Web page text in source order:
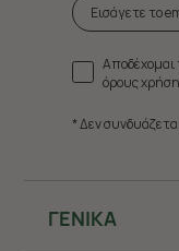
ΓΕΝΙΚΑ
Αποδέχομαι
όρους
* Δεν